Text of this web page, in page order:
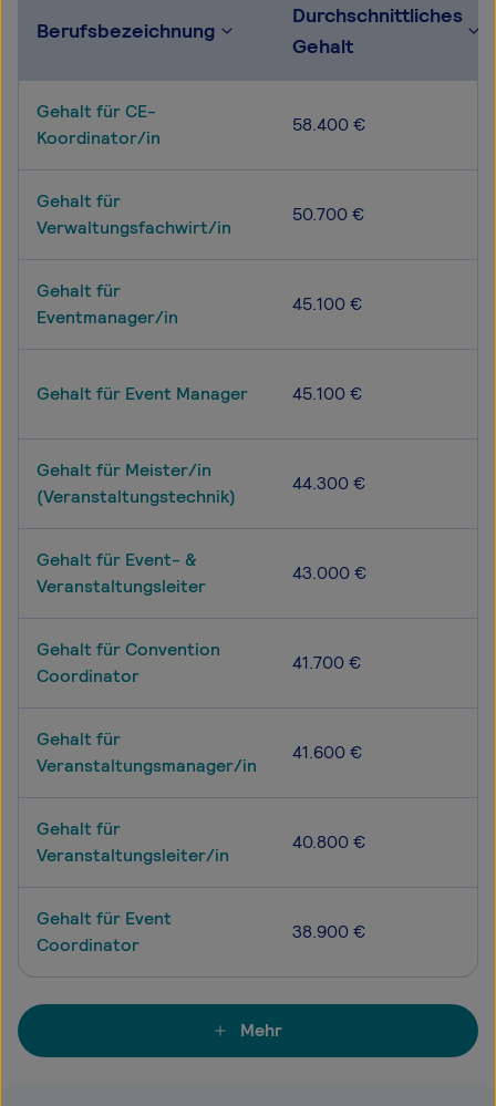
Berufsbezeichnung
Durchschnittliches
Gehalt
Gehalt für CE-
Koordinator/in
58.400 €
Gehalt für
Verwaltungsfachwirt/in
50.700 €
Gehalt für
Eventmanager/in
45.100 €
Gehalt für Event Manager 45.100 €
Gehalt für Meister/in
(Veranstaltungstechnik)
44.300 €
Gehalt für Event- &
Veranstaltungsleiter
43.000 €
Gehalt für Convention
Coordinator
41.700 €
Gehalt für
Veranstaltungsmanager/in
41.600 €
Gehalt für
Veranstaltungsleiter/in
40.800 €
Gehalt für Event
Coordinator
38.900 €
Mehr